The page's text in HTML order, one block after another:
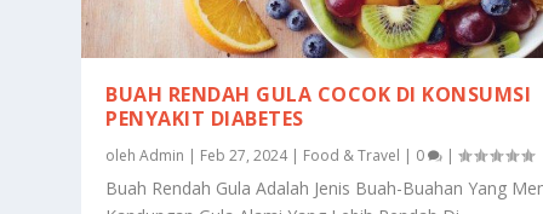
BUAH RENDAH GULA COCOK DI KONSUMSI
PENYAKIT DIABETES
olehAdmin | Feb 27, 2024| Food & Travel | 0 |
Buah Rendah Gula Adalah Jenis Buah-Buahan Yang